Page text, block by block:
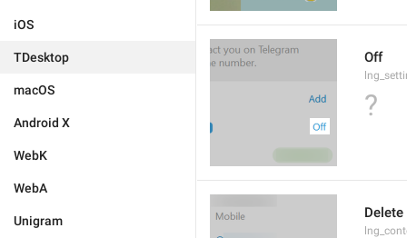
iOS
TDesktop
macOS
Android X
WebK
WebA
Unigram
Off
?